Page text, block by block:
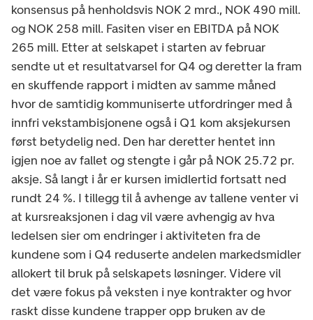
konsensus på henholdsvis NOK 2 mrd., NOK 490 mill.
og NOK 258 mill. Fasiten viser en EBITDA på NOK
265 mill. Etter at selskapet i starten av februar
sendte ut et resultatvarsel for Q4 og deretter la fram
en skuffende rapport i midten av samme måned
hvor de samtidig kommuniserte utfordringer med å
innfri vekstambisjonene også i Q1 kom aksjekursen
først betydelig ned. Den har deretter hentet inn
igjen noe av fallet og stengte i går på NOK 25.72 pr.
aksje. Så langt i år er kursen imidlertid fortsatt ned
rundt 24 %. I tillegg til å avhenge av tallene venter vi
at kursreaksjonen i dag vil være avhengig av hva
ledelsen sier om endringer i aktiviteten fra de
kundene som i Q4 reduserte andelen markedsmidler
allokert til bruk på selskapets løsninger. Videre vil
det være fokus på veksten i nye kontrakter og hvor
raskt disse kundene trapper opp bruken av de